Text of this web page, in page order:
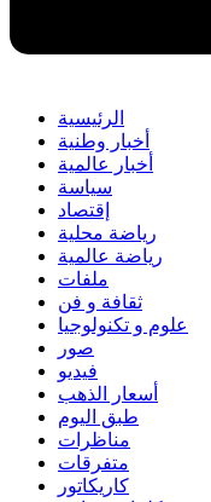
الرئيسية
أخبار وطنية
أخبار عالمية
سياسة
إقتصاد
رياضة محلية
رياضة عالمية
ملفات
ثقافة و فن
علوم و تكنولوجيا
صور
فيديو
أسعار الذهب
طبق اليوم
مناظرات
متفرقات
كاريكاتور